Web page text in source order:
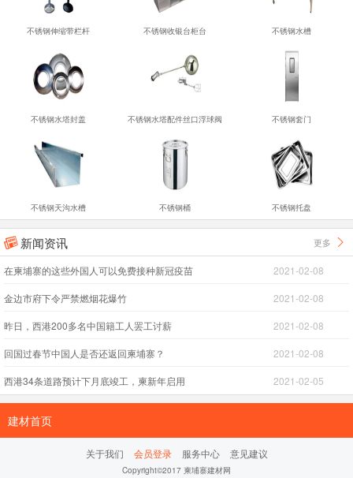
不锈钢伸缩带栏杆 不锈钢收银台柜台 不锈钢水槽
不锈钢水塔封盖 不锈钢水塔配件丝口浮球阀 不锈钢套门
不锈钢天沟水槽 不锈钢桶 不锈钢托盘
 新闻资讯 更多 
在柬埔寨的这些外国人可以免费接种新冠疫苗 2021-02-08
金边市府下令严禁燃烟花爆竹 2021-02-08
昨日，西港200多名中国籍工人罢工讨薪 2021-02-08
回国过春节中国人是否还返回柬埔寨？ 2021-02-08
西港34条道路预计下月底竣工，柬新年启用 2021-02-05
建材首页
关于我们 会员登录 服务中心 意见建议
Copyright©2017 柬埔寨建材网